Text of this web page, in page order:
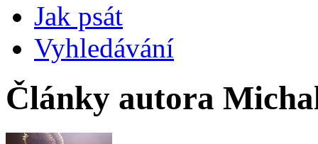
Jak psát
Vyhledávání
Články autora